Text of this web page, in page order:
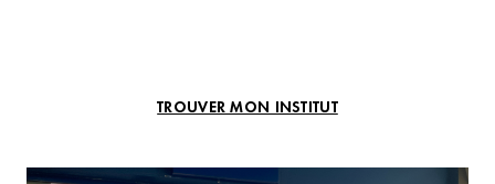
TROUVER MON INSTITUT